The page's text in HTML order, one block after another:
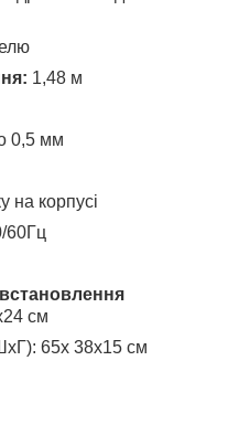
1,48 м
0,5 мм
на корпусі
60Гц
см
65х 38х15 см